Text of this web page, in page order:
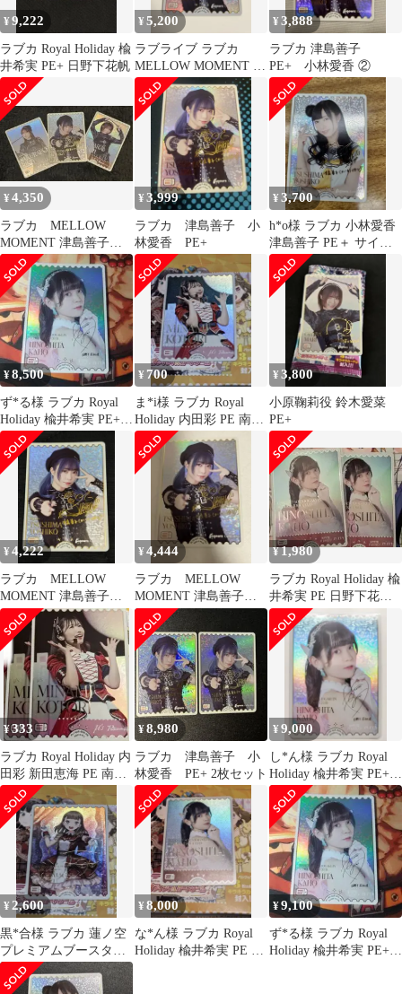
¥9,222
ラブカ Royal Holiday 楡
井希実 PE+ 日野下花帆
¥5,200
ラブライブ ラブカ
MELLOW MOMENT 小
林愛香 津島善子 PE+
¥3,888
ラブカ 津島善子
PE+ 小林愛香 ②
¥4,350
ラブカ MELLOW
MOMENT 津島善子
PE+ 小林愛香
¥3,999
ラブカ 津島善子 小
林愛香 PE+
¥3,700
h*o様 ラブカ 小林愛香
津島善子 PE＋ サイン
入り
¥8,500
ず*る様 ラブカ Royal
Holiday 楡井希実 PE+
日野下花帆
¥ 700
ま*i様 ラブカ Royal
Holiday 内田彩 PE 南こ
とり
¥3,800
小原鞠莉役 鈴木愛菜
PE+
¥4,222
ラブカ MELLOW
MOMENT 津島善子
PE+ 小林愛香
¥4,444
ラブカ MELLOW
MOMENT 津島善子
PE+ 小林愛香
¥1,980
ラブカ Royal Holiday 楡
井希実 PE 日野下花帆 2
枚セット
¥333
ラブカ Royal Holiday 内
田彩 新田恵海 PE 南こ
とり 高坂穂乃果
¥8,980
ラブカ 津島善子 小
林愛香 PE+ 2枚セット
¥9,000
し*ん様 ラブカ Royal
Holiday 楡井希実 PE+
日野下花帆
¥ 2,600
黒*合様 ラブカ 蓮ノ空
プレミアムブースター
徒町小鈴 PE+ ラブライ
ブカード
¥8,000
な*ん様 ラブカ Royal
Holiday 楡井希実 PE 日
¥9,100
ず*る様 ラブカ Royal
Holiday 楡井希実 PE+